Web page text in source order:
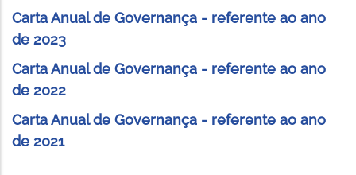
Carta Anual de Governança - referente ao ano
de 2023
Carta Anual de Governança - referente ao ano
de 2022
Carta Anual de Governança - referente ao ano
de 2021